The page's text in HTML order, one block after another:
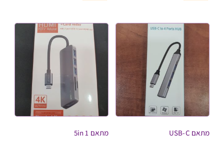
מתאם USB-C מתאם 5in 1